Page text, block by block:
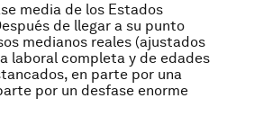
media de los Estados
de llegar a su punto
medianos reales (ajustados
laboral completa y de edades
en parte por una
por un desfase enorme